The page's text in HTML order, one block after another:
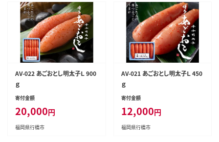
AV-022 あごおとし明太子Ｌ 900
ｇ
寄付金額
20,000円
福岡県行橋市
AV-021 あごおとし明太子Ｌ 450
ｇ
寄付金額
12,000円
福岡県行橋市